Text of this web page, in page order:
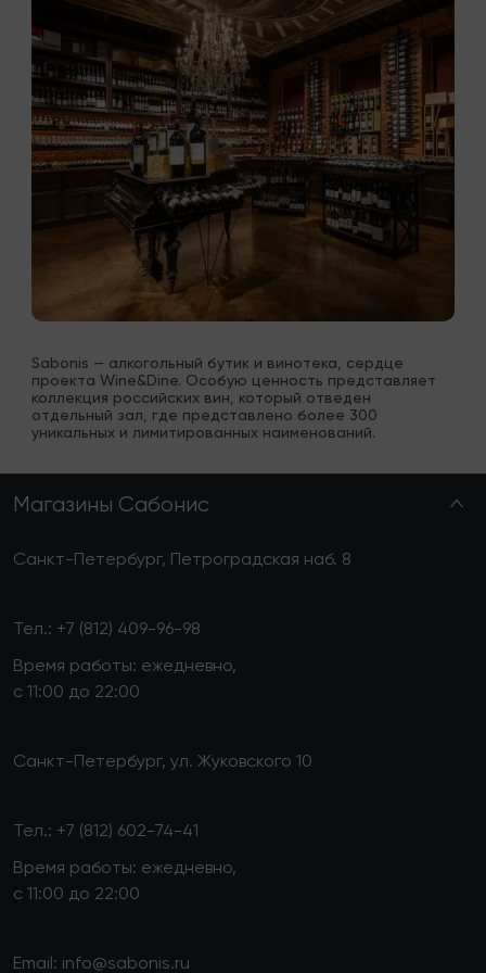
Sabonis — алкогольный бутик и винотека, сердце
проекта Wine&Dine. Особую ценность представляет
коллекция российских вин, который отведен
отдельный зал, где представлено более 300
уникальных и лимитированных наименований.
Магазины Сабонис
Санкт-Петербург, Петроградская наб. 8
Тел.: +7 (812) 409-96-98
Время работы: ежедневно,
с 11:00 до 22:00
Санкт-Петербург, ул. Жуковского 10
Тел.: +7 (812) 602-74-41
Время работы: ежедневно,
с 11:00 до 22:00
Email: info@sabonis.ru